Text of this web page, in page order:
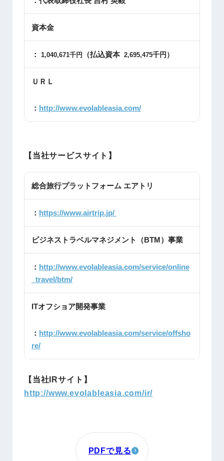
資本金
： 1,040,671千円 （払込資本 2,695,475千円）
ＵＲＬ
： http://www.evolableasia.com/
【当社サービスサイト】
総合旅行プラットフォーム エアトリ
： https://www.airtrip.jp/
ビジネストラベルマネジメント（BTM）事業
： http://www.evolableasia.com/service/online
_travel/btm/
ITオフショア開発事業
： http://www.evolableasia.com/service/offsho
re/
【当社IRサイト】
http://www.evolableasia.com/ir/
PDFで見る